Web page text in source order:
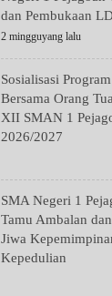
dan Pembukaan
2 mingguyang lalu
Sosialisasi
Bersama Orang
XII SMAN 1
2026/2027
SMA Negeri 1
Tamu Ambalan
Jiwa
Kepedulian